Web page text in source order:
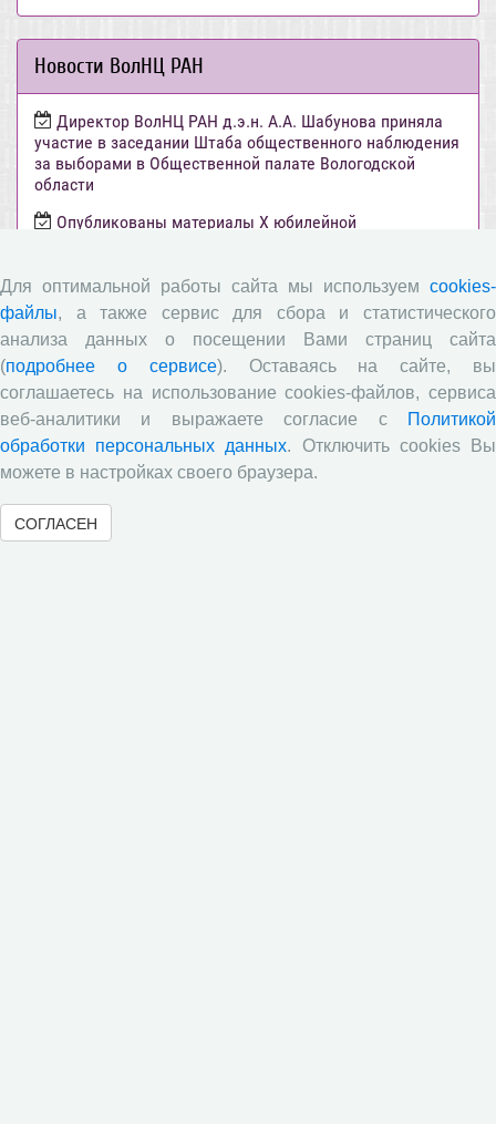
Новости ВолНЦ РАН
Директор ВолНЦ РАН д.э.н. А.А. Шабунова приняла
участие в заседании Штаба общественного наблюдения
за выборами в Общественной палате Вологодской
области
Опубликованы материалы X юбилейной
реализации социально-экономических реформ:
национальные приоритеты и проекты», приуроченной к
35-летию Центра
Опубликованы материалы XI Международной научно-
практической интернет-конференции «Глобальные
вызовы и региональное развитие в зеркале
социологических измерений»
Вышел новый выпуск информационно-
аналитического бюллетеня «Эффективность
государственного управления в оценках населения»,
посвященный результатам социологического опроса
Для оптимальной работы сайта мы используем cookies-
файлы, а также сервис для сбора и статистического
анализа данных о посещении Вами страниц сайта
(подробнее о сервисе). Оставаясь на сайте, вы
соглашаетесь на использование cookies-файлов, сервиса
веб-аналитики и выражаете согласие с
Политикой
обработки персональных данных. Отключить cookies Вы
можете в настройках своего браузера.
СОГЛАСЕН